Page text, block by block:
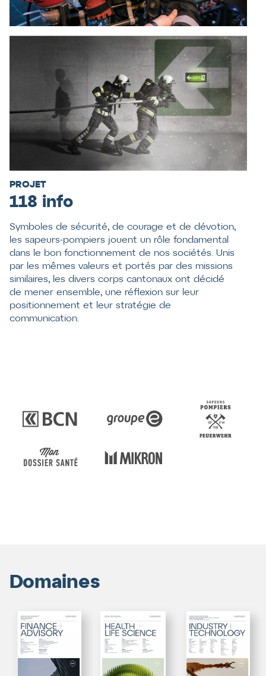
PROJET
118 info
Symboles de sécurité, de courage et de dévotion,
les sapeurs-pompiers jouent un rôle fondamental
dans le bon fonctionnement de nos sociétés. Unis
par les mêmes valeurs et portés par des missions
similaires, les divers corps cantonaux ont décidé
de mener ensemble, une réflexion sur leur
positionnement et leur stratégie de
communication.
Domaines